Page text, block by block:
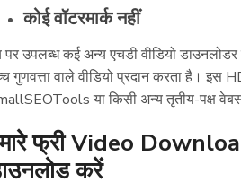
कोई वॉटरमार्क नहीं
पर उपलब्ध कई अन्य एचडी वीडियो
गुणवत्ता वाले वीडियो प्रदान करता है। इस
या किसी अन्य तृतीय-पक्ष
फ्री Video
करें